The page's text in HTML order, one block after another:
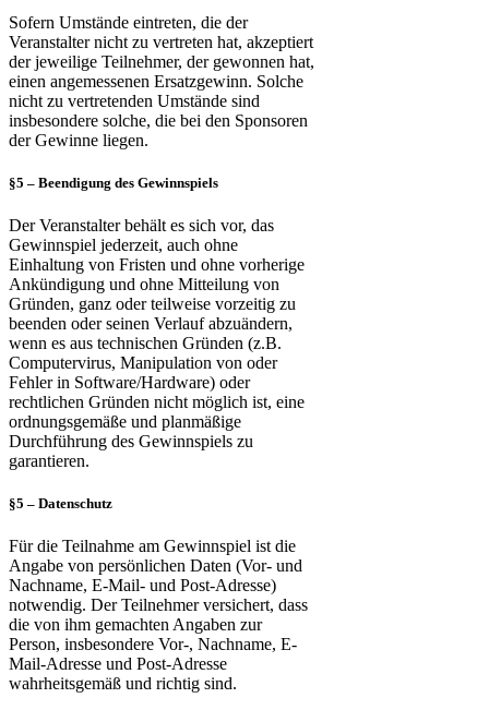
Sofern Umstände eintreten, die der
Veranstalter nicht zu vertreten hat, akzeptiert
der jeweilige Teilnehmer, der gewonnen hat,
einen angemessenen Ersatzgewinn. Solche
nicht zu vertretenden Umstände sind
insbesondere solche, die bei den Sponsoren
der Gewinne liegen.
§5 – Beendigung des Gewinnspiels
Der Veranstalter behält es sich vor, das
Gewinnspiel jederzeit, auch ohne
Einhaltung von Fristen und ohne vorherige
Ankündigung und ohne Mitteilung von
Gründen, ganz oder teilweise vorzeitig zu
beenden oder seinen Verlauf abzuändern,
wenn es aus technischen Gründen (z.B.
Computervirus, Manipulation von oder
Fehler in Software/Hardware) oder
rechtlichen Gründen nicht möglich ist, eine
ordnungsgemäße und planmäßige
Durchführung des Gewinnspiels zu
garantieren.
§5 – Datenschutz
Für die Teilnahme am Gewinnspiel ist die
Angabe von persönlichen Daten (Vor- und
Nachname, E-Mail- und Post-Adresse)
notwendig. Der Teilnehmer versichert, dass
die von ihm gemachten Angaben zur
Person, insbesondere Vor-, Nachname, E-
Mail-Adresse und Post-Adresse
wahrheitsgemäß und richtig sind.